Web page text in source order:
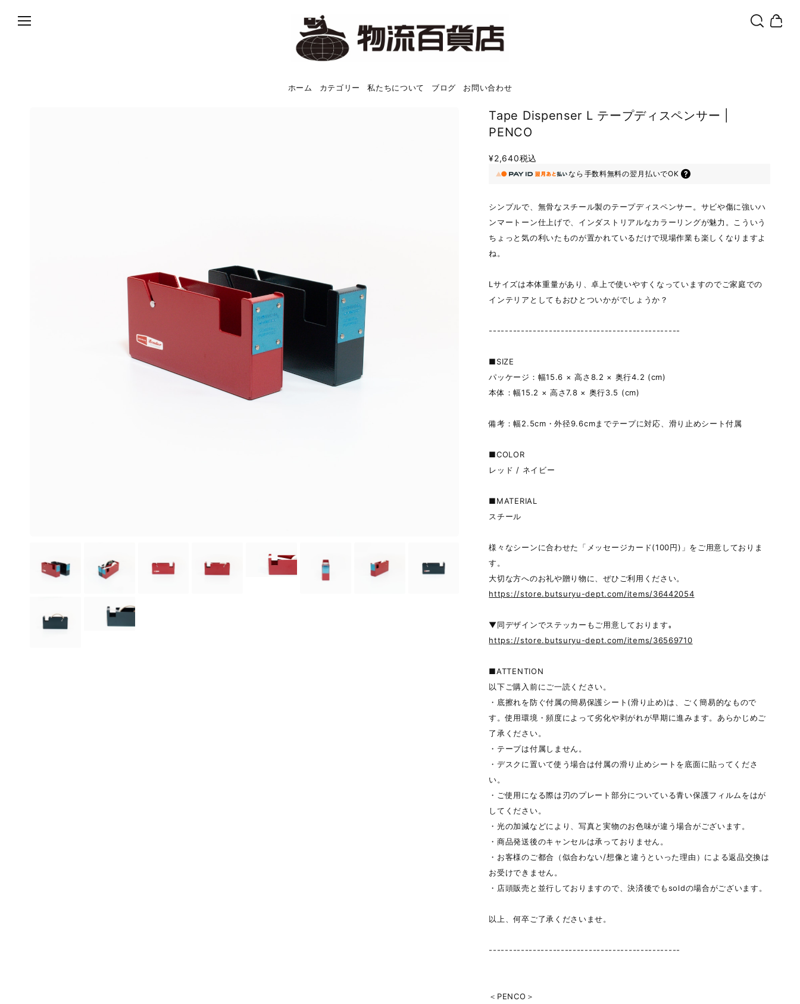
ホーム カテゴリー 私たちについて ブログ お問い合わせ
Tape Dispenser L テープディスペンサー |
PENCO
¥2,640税込
なら 手数料無料の翌月払いでOK
シンプルで、無骨なスチール製のテープディスペンサー。サビや傷に強いハ
ンマートーン仕上げで、インダストリアルなカラーリングが魅力。こういう
ちょっと気の利いたものが置かれているだけで現場作業も楽しくなりますよ
ね。
Lサイズは本体重量があり、卓上で使いやすくなっていますのでご家庭での
インテリアとしてもおひとついかがでしょうか？
------------------------------------------------
■SIZE
パッケージ：幅15.6 × 高さ8.2 × 奥行4.2 (cm)
本体：幅15.2 × 高さ7.8 × 奥行3.5 (cm)
備考：幅2.5cm・外径9.6cmまでテープに対応、滑り止めシート付属
■COLOR
レッド / ネイビー
■MATERIAL
スチール
様々なシーンに合わせた「メッセージカード(100円)」をご用意しておりま
す。
大切な方へのお礼や贈り物に、ぜひご利用ください。
https://store.butsuryu-dept.com/items/36442054
▼同デザインでステッカーもご用意しております｡
https://store.butsuryu-dept.com/items/36569710
■ATTENTION
以下ご購入前にご一読ください。
・底擦れを防ぐ付属の簡易保護シート(滑り止め)は、ごく簡易的なもので
す。使用環境・頻度によって劣化や剥がれが早期に進みます。あらかじめご
了承ください。
・テープは付属しません。
・デスクに置いて使う場合は付属の滑り止めシートを底面に貼ってくださ
い。
・ご使用になる際は刃のプレート部分についている青い保護フィルムをはが
してください。
・光の加減などにより、写真と実物のお色味が違う場合がございます。
・商品発送後のキャンセルは承っておりません。
・お客様のご都合（似合わない/想像と違うといった理由）による返品交換は
お受けできません。
・店頭販売と並行しておりますので、決済後でもsoldの場合がございます。
以上、何卒ご了承くださいませ。
------------------------------------------------
＜PENCO＞